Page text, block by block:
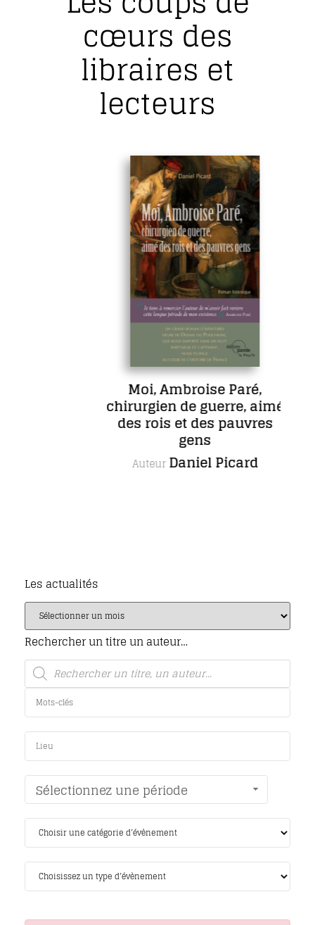
cœurs des
libraires et
lecteurs
Moi, Ambroise Paré,
chirurgien de guerre, aimé
des rois et des pauvres
gens
AuteurDaniel Picard
Les actualités
Rechercher un titre un auteur…
Sélectionnez une période